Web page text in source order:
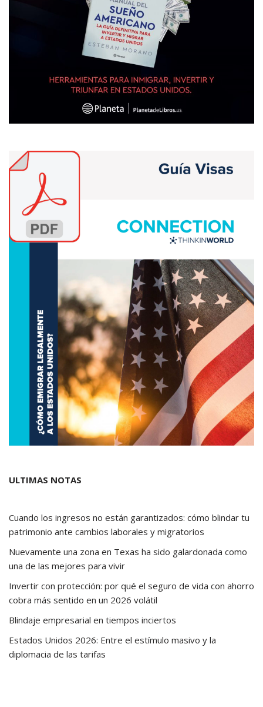
ULTIMAS NOTAS
Cuando los ingresos no están garantizados: cómo blindar tu
patrimonio ante cambios laborales y migratorios
Nuevamente una zona en Texas ha sido galardonada como
una de las mejores para vivir
Invertir con protección: por qué el seguro de vida con ahorro
cobra más sentido en un 2026 volátil
Blindaje empresarial en tiempos inciertos
Estados Unidos 2026: Entre el estímulo masivo y la
diplomacia de las tarifas